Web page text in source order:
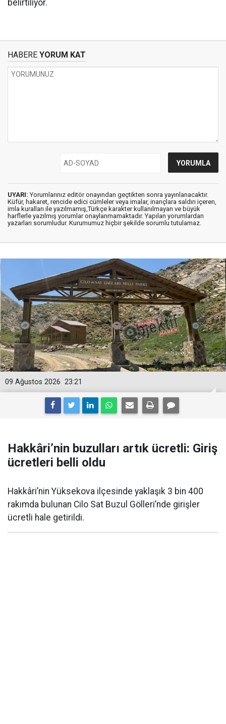
belirtiliyor.
HABERE YORUM KAT
UYARI: Yorumlarınız editör onayından geçtikten sonra yayınlanacaktır.
Küfür, hakaret, rencide edici cümleler veya imalar, inançlara saldırı içeren,
imla kuralları ile yazılmamış,Türkçe karakter kullanılmayan ve büyük
harflerle yazılmış yorumlar onaylanmamaktadır. Yapılan yorumlardan
yazarları sorumludur. Kurumumuz hiçbir şekilde sorumlu tutulamaz.
23:21
09 Ağustos 2026
Hakkâri’nin buzulları artık ücretli: Giriş
ücretleri belli oldu
Hakkâri’nin Yüksekova ilçesinde yaklaşık 3 bin 400
rakımda bulunan Cilo Sat Buzul Gölleri’nde girişler
ücretli hale getirildi.